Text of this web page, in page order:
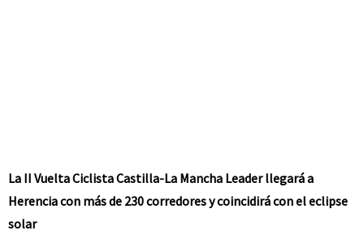
La II Vuelta Ciclista Castilla-La Mancha Leader llegará a
Herencia con más de 230 corredores y coincidirá con el eclipse
solar